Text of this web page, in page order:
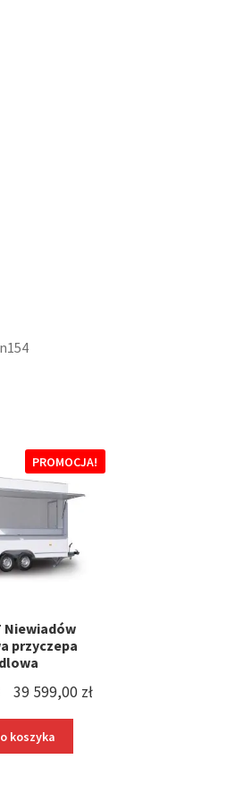
Niewiadów
przyczepa
PROMOCJA!
Pierwotna
cena
wynosiła:
39 599,00 złAktualna
koszyka